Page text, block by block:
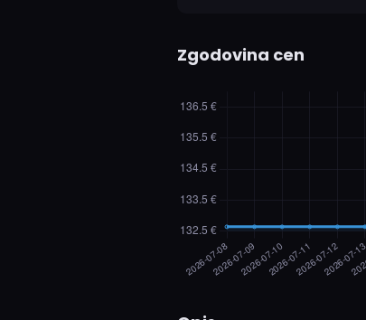
Zgodovina cen